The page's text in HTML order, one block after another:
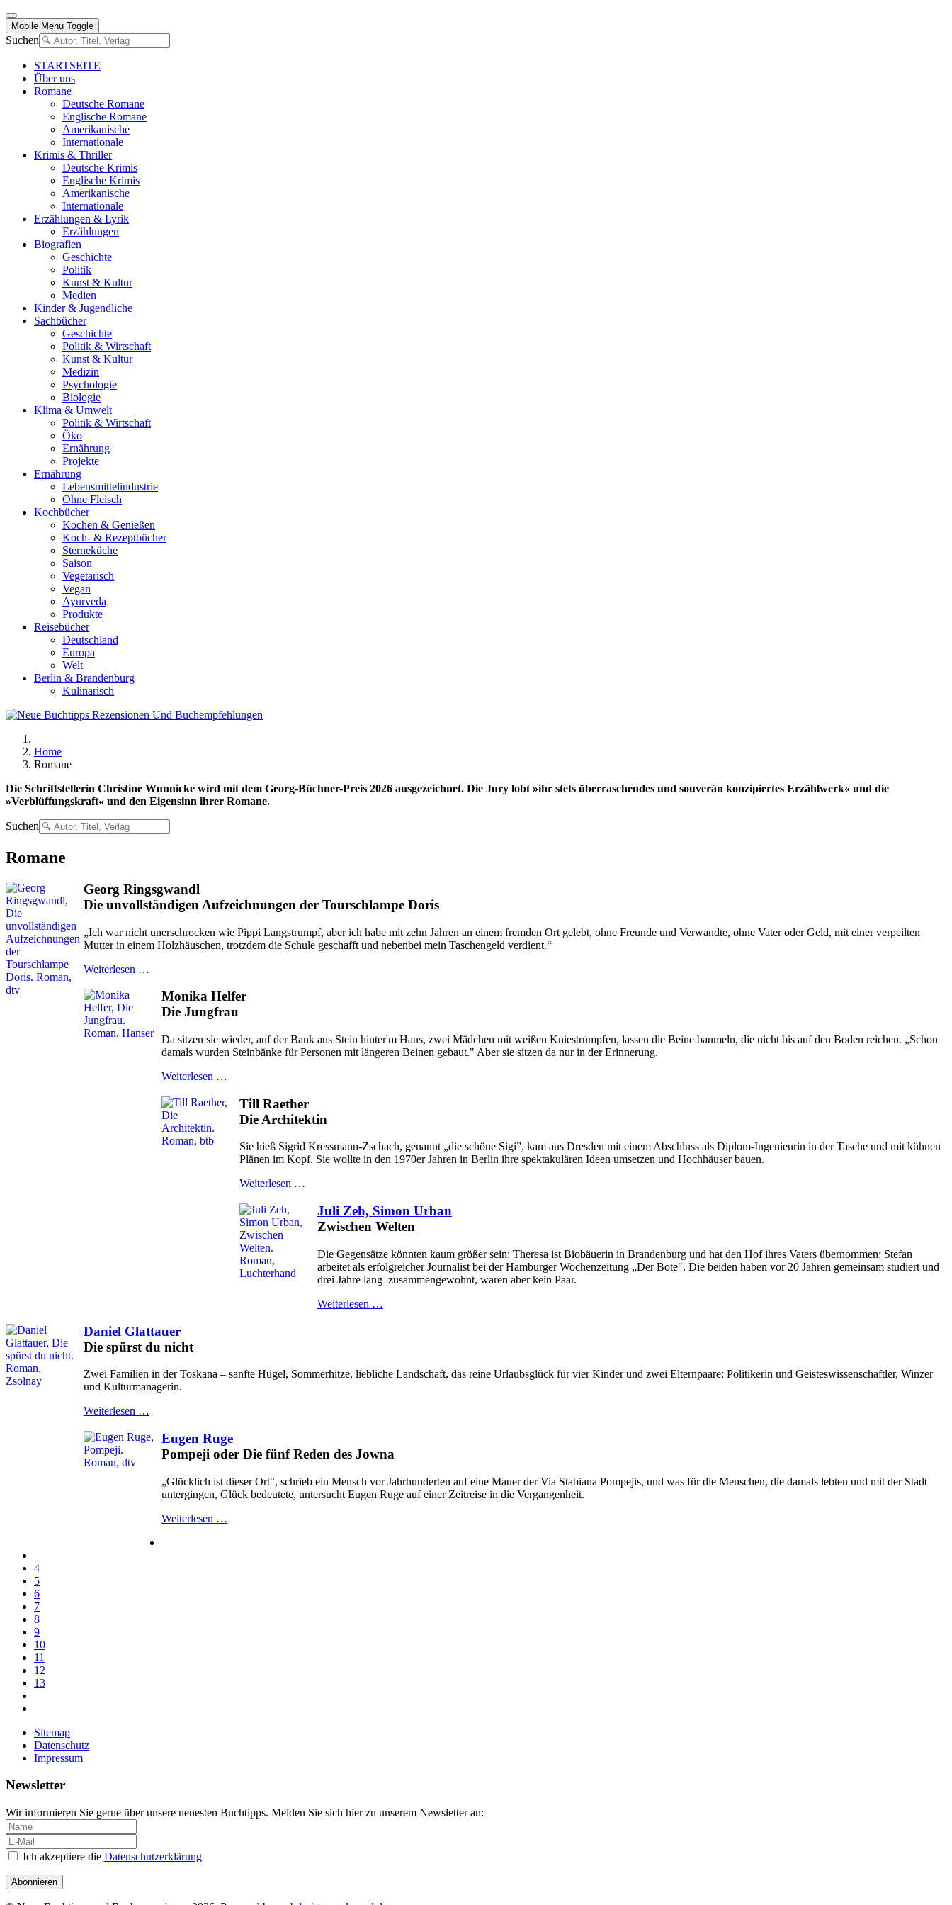
Mobile Menu Toggle
Suchen
STARTSEITE
Über uns
Romane
Deutsche Romane
Englische Romane
Amerikanische
Internationale
Krimis & Thriller
Deutsche Krimis
Englische Krimis
Amerikanische
Internationale
Erzählungen & Lyrik
Erzählungen
Biografien
Geschichte
Politik
Kunst & Kultur
Medien
Kinder & Jugendliche
Sachbücher
Geschichte
Politik & Wirtschaft
Kunst & Kultur
Medizin
Psychologie
Biologie
Klima & Umwelt
Politik & Wirtschaft
Öko
Ernährung
Projekte
Ernährung
Lebensmittelindustrie
Ohne Fleisch
Kochbücher
Kochen & Genießen
Koch- & Rezeptbücher
Sterneküche
Saison
Vegetarisch
Vegan
Ayurveda
Produkte
Reisebücher
Deutschland
Europa
Welt
Berlin & Brandenburg
Kulinarisch
Home
Romane
Die Schriftstellerin Christine Wunnicke wird mit dem Georg-Büchner-Preis 2026 ausgezeichnet. Die Jury lobt »ihr stets überraschendes und souverän konzipiertes Erzählwerk« und die
»Verblüffungskraft« und den Eigensinn ihrer Romane.
Suchen
Romane
Georg Ringsgwandl
Die unvollständigen Aufzeichnungen der Tourschlampe Doris
„Ich war nicht unerschrocken wie Pippi Langstrumpf, aber ich habe mit zehn Jahren an einem fremden Ort gelebt, ohne Freunde und Verwandte, ohne Vater oder Geld, mit einer verpeilten
Mutter in einem Holzhäuschen, trotzdem die Schule geschafft und nebenbei mein Taschengeld verdient.“
Weiterlesen …
Monika Helfer
Die Jungfrau
Da sitzen sie wieder, auf der Bank aus Stein hinter'm Haus, zwei Mädchen mit weißen Kniestrümpfen, lassen die Beine baumeln, die nicht bis auf den Boden reichen. „Schon
damals wurden Steinbänke für Personen mit längeren Beinen gebaut." Aber sie sitzen da nur in der Erinnerung.
Weiterlesen …
Till Raether
Die Architektin
Sie hieß Sigrid Kressmann-Zschach, genannt „die schöne Sigi”, kam aus Dresden mit einem Abschluss als Diplom-Ingenieurin in der Tasche und mit kühnen
Plänen im Kopf. Sie wollte in den 1970er Jahren in Berlin ihre spektakulären Ideen umsetzen und Hochhäuser bauen.
Weiterlesen …
Juli Zeh, Simon Urban
Zwischen Welten
Die Gegensätze könnten kaum größer sein: Theresa ist Biobäuerin in Brandenburg und hat den Hof ihres Vaters übernommen; Stefan
arbeitet als erfolgreicher Journalist bei der Hamburger Wochenzeitung „Der Bote". Die beiden haben vor 20 Jahren gemeinsam studiert und
drei Jahre lang zusammengewohnt, waren aber kein Paar.
Weiterlesen …
Daniel Glattauer
Die spürst du nicht
Zwei Familien in der Toskana – sanfte Hügel, Sommerhitze, liebliche Landschaft, das reine Urlaubsglück für vier Kinder und zwei Elternpaare: Politikerin und Geisteswissenschaftler, Winzer
und Kulturmanagerin.
Weiterlesen …
Eugen Ruge
Pompeji oder Die fünf Reden des Jowna
„Glücklich ist dieser Ort“, schrieb ein Mensch vor Jahrhunderten auf eine Mauer der Via Stabiana Pompejis, und was für die Menschen, die damals lebten und mit der Stadt
untergingen, Glück bedeutete, untersucht Eugen Ruge auf einer Zeitreise in die Vergangenheit.
Weiterlesen …
4
5
6
7
8
9
10
11
12
13
Sitemap
Datenschutz
Impressum
Newsletter
Wir informieren Sie gerne über unsere neuesten Buchtipps. Melden Sie sich hier zu unserem Newsletter an:
Ich akzeptiere die Datenschutzerklärung
Abonnieren